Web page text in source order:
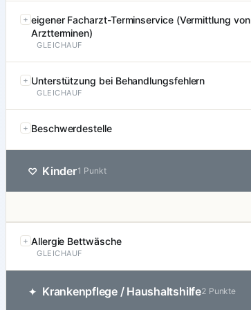
eigener Facharzt-Terminservice (Vermittlung von
Arztterminen)
GLEICHAUF
Unterstützung bei Behandlungsfehlern
GLEICHAUF
Beschwerdestelle
♡ Kinder1 Punkt
Allergie Bettwäsche
GLEICHAUF
✦ Krankenpflege / Haushaltshilfe2 Punkte